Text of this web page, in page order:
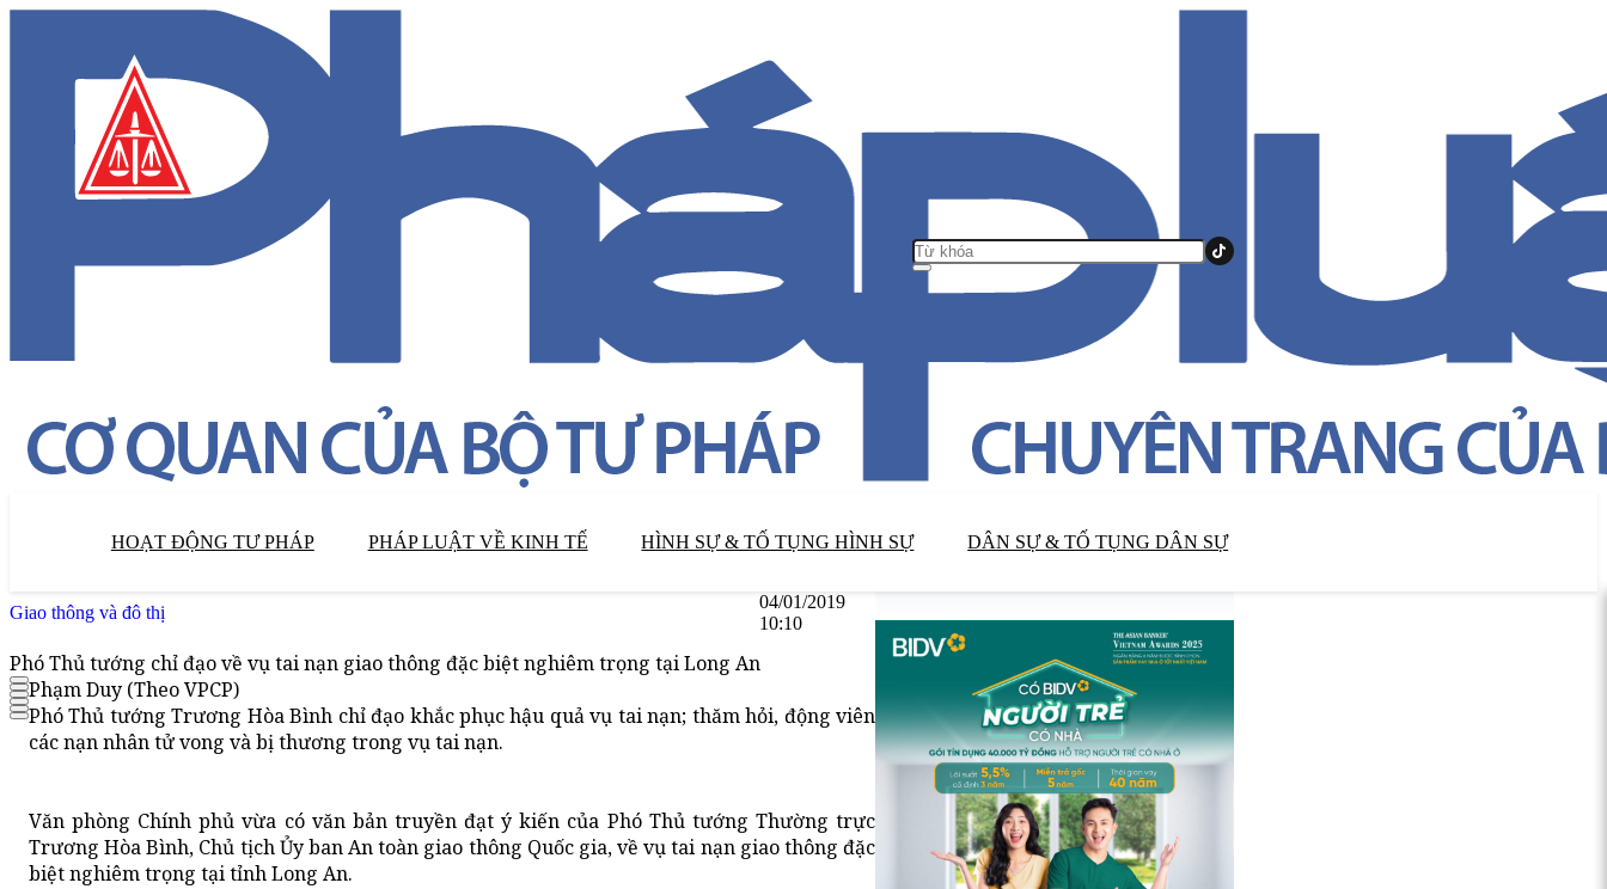
HOẠT ĐỘNG TƯ PHÁP PHÁP LUẬT VỀ KINH TẾ HÌNH SỰ & TỐ TỤNG HÌNH SỰ DÂN SỰ & TỐ TỤNG DÂN SỰ
Giao thông và đô thị
04/01/2019
10:10
Phó Thủ tướng chỉ đạo về vụ tai nạn giao thông đặc biệt nghiêm trọng tại Long An
Phạm Duy (Theo VPCP)
Phó Thủ tướng Trương Hòa Bình chỉ đạo khắc phục hậu quả vụ tai nạn; thăm hỏi, động viên
các nạn nhân tử vong và bị thương trong vụ tai nạn.
Văn phòng Chính phủ vừa có văn bản truyền đạt ý kiến của Phó Thủ tướng Thường trực
Trương Hòa Bình, Chủ tịch Ủy ban An toàn giao thông Quốc gia, về vụ tai nạn giao thông đặc
biệt nghiêm trọng tại tỉnh Long An.